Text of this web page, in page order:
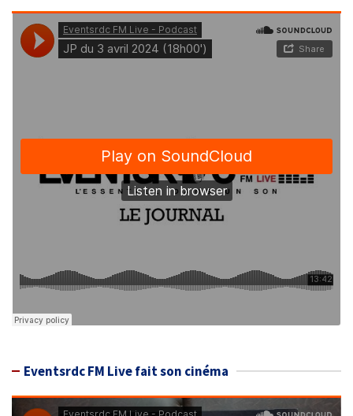
Eventsrdc FM Live fait son cinéma